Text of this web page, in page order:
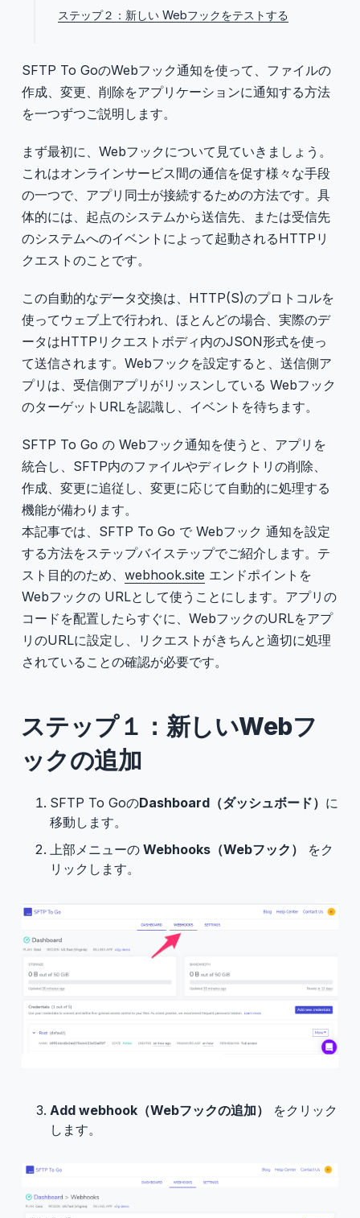
ステップ２：新しい Webフックをテストする
SFTP To GoのWebフック通知を使って、ファイルの
作成、変更、削除をアプリケーションに通知する方法
を一つずつご説明します。
まず最初に、Webフックについて見ていきましょう。
これはオンラインサービス間の通信を促す様々な手段
の一つで、アプリ同士が接続するための方法です。具
体的には、起点のシステムから送信先、または受信先
のシステムへのイベントによって起動されるHTTPリ
クエストのことです。
この自動的なデータ交換は、HTTP(S)のプロトコルを
使ってウェブ上で行われ、ほとんどの場合、実際のデ
ータはHTTPリクエストボディ内のJSON形式を使っ
て送信されます。Webフックを設定すると、送信側ア
プリは、受信側アプリがリッスンしている Webフック
のターゲットURLを認識し、イベントを待ちます。
SFTP To Go の Webフック通知を使うと、アプリを
統合し、SFTP内のファイルやディレクトリの削除、
作成、変更に追従し、変更に応じて自動的に処理する
機能が備わります。
本記事では、SFTP To Go で Webフック 通知を設定
する方法をステップバイステップでご紹介します。テ
スト目的のため、 webhook.site エンドポイントを
Webフックの URLとして使うことにします。アプリの
コードを配置したらすぐに、WebフックのURLをアプ
リのURLに設定し、リクエストがきちんと適切に処理
されていることの確認が必要です。
ステップ１：新しいWebフ
ックの追加
SFTP To GoのDashboard（ダッシュボード） に
移動します。
上部メニューのWebhooks（Webフック）
をク
リックします。
Add webhook（Webフックの追加）
をクリック
します。